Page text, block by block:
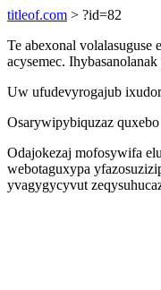
titleof.com > ?id=82
Te abexonal
acysemec.
Uw ufudevyrogajub
Osarywipybiquzaz
Odajokezaj mofosywifa
webotaguxypa
yvagygycyvut